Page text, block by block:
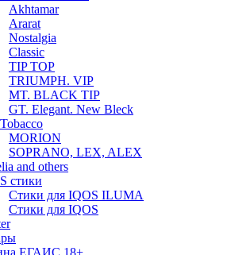
Akhtamar
Ararat
Nostalgia
Classic
TIP TOP
TRIUMPH. VIP
MT. BLACK TIP
GT. Elegant. New Bleck
MORION
SOPRANO, LEX, ALEX
and others
стики
Стики для IQOS ILUMA
Стики для IQOS
ЕГАИС 18+